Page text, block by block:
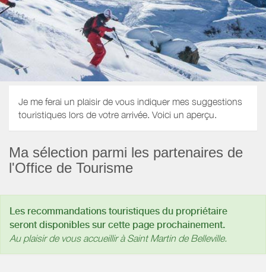
Je me ferai un plaisir de vous indiquer mes suggestions
touristiques lors de votre arrivée. Voici un aperçu.
Ma sélection parmi les partenaires de
l'Office de Tourisme
Les recommandations touristiques du propriétaire
seront disponibles sur cette page prochainement.
Au plaisir de vous accueillir à Saint Martin de Belleville.